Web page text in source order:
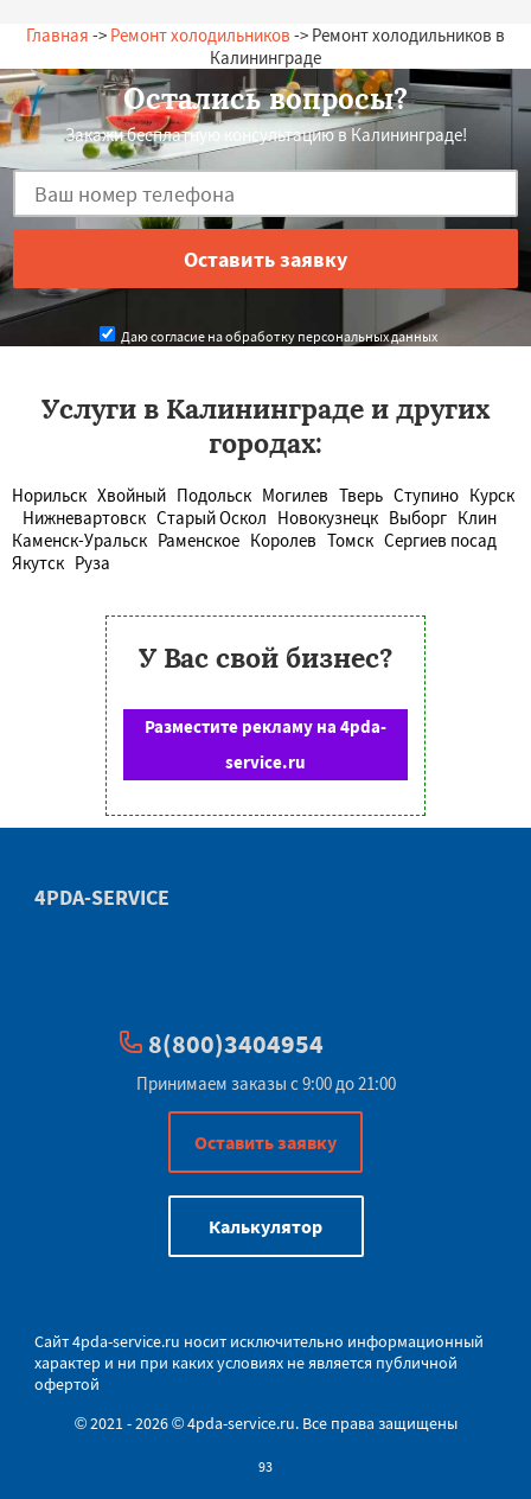
Главная -> Ремонт холодильников -> Ремонт холодильников в
Калининграде
Остались вопросы?
Закажи бесплатную консультацию в Калининграде!
Даю согласие на обработку персональных данных
Услуги в Калининграде и других
городах:
Норильск Хвойный Подольск Могилев Тверь Ступино Курск
Нижневартовск Старый Оскол Новокузнецк Выборг Клин
Каменск-Уральск Раменское Королев Томск Сергиев посад
Якутск Руза
У Вас свой бизнес?
Разместите рекламу на 4pda-
service.ru
4PDA-SERVICE
8(800)3404954
Принимаем заказы с 9:00 до 21:00
Оставить заявку
Калькулятор
Сайт4pda-service.ru носит исключительно информационный
характер и ни при каких условиях не является публичной
офертой
© 2021 - 2026 © 4pda-service.ru. Все права защищены
93